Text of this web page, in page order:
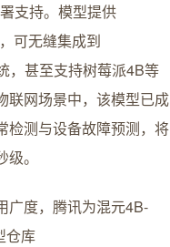
支持。模型提供
可无缝集成到
，甚至支持树莓派4B等
联网场景中，该模型已成
检测与设备故障预测，将
。
广度，腾讯为混元4B-
仓库